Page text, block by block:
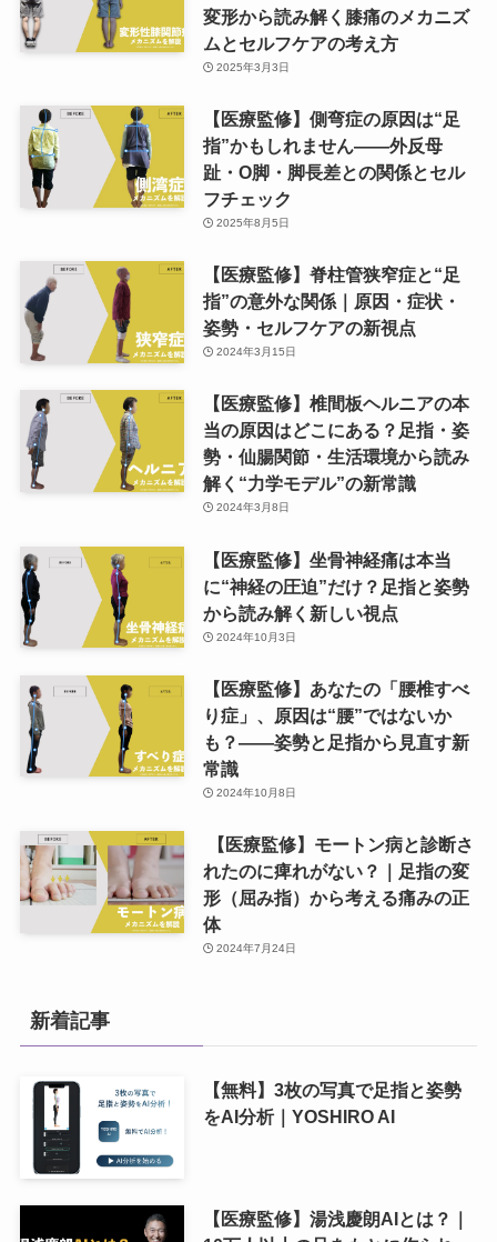
変形から読み解く膝痛のメカニズ
ムとセルフケアの考え方
2025年3月3日
【医療監修】側弯症の原因は“足
指”かもしれません——外反母
趾・O脚・脚長差との関係とセル
フチェック
2025年8月5日
【医療監修】脊柱管狭窄症と“足
指”の意外な関係｜原因・症状・
姿勢・セルフケアの新視点
2024年3月15日
【医療監修】椎間板ヘルニアの本
当の原因はどこにある？足指・姿
勢・仙腸関節・生活環境から読み
解く“力学モデル”の新常識
2024年3月8日
【医療監修】坐骨神経痛は本当
に“神経の圧迫”だけ？足指と姿勢
から読み解く新しい視点
2024年10月3日
【医療監修】あなたの「腰椎すべ
り症」、原因は“腰”ではないか
も？——姿勢と足指から見直す新
常識
2024年10月8日
【医療監修】モートン病と診断さ
れたのに痺れがない？｜足指の変
形（屈み指）から考える痛みの正
体
2024年7月24日
新着記事
【無料】3枚の写真で足指と姿勢
をAI分析｜YOSHIRO AI
【医療監修】湯浅慶朗AIとは？｜